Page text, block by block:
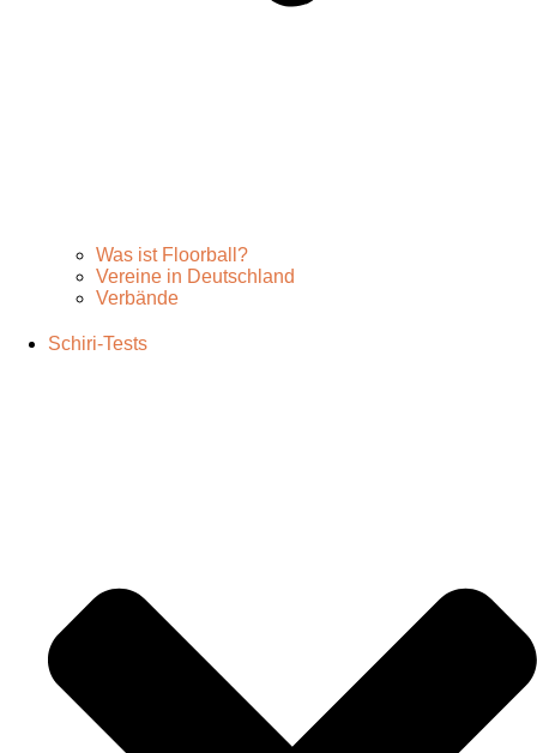
Was ist Floorball?
Vereine in Deutschland
Verbände
Schiri-Tests